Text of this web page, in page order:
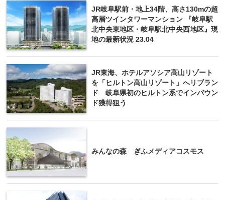
JR岐阜駅前・地上34階、高さ130mの超
高層ツインタワーマンション 『岐阜駅
北中央東地区・岐阜駅北中央西地区』現
地の最新状況 23.04
JR東海、ホテルアソシア高山リゾート
を「ヒルトン高山リゾート」へリブラン
ド 岐阜県初のヒルトン系でインバウン
ド獲得狙う
みんなの森 ぎふメディアコスモス